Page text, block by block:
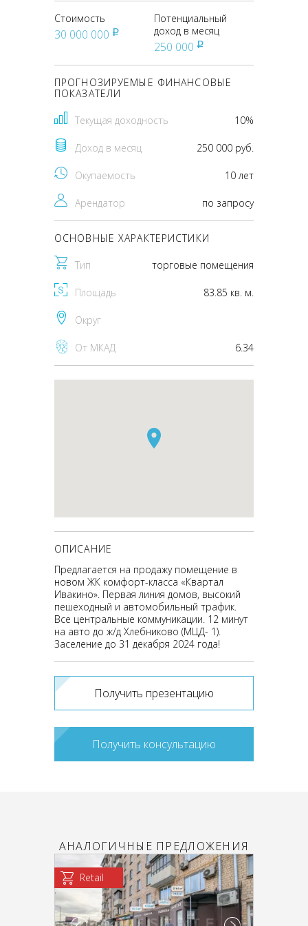
Стоимость
30 000 000 pуб
Потенциальный
доход в месяц
250 000 pуб
ПРОГНОЗИРУЕМЫЕ ФИНАНСОВЫЕ
ПОКАЗАТЕЛИ
Текущая доходность 10%
Доход в месяц 250 000 руб.
Окупаемость 10 лет
Арендатор по запросу
ОСНОВНЫЕ ХАРАКТЕРИСТИКИ
Тип торговые помещения
Площадь 83.85 кв. м.
Округ
От МКАД 6.34
ОПИСАНИЕ
Предлагается на продажу помещение в
новом ЖК комфорт-класса «Квартал
Ивакино». Первая линия домов, высокий
пешеходный и автомобильный трафик.
Все центральные коммуникации. 12 минут
на авто до ж/д Хлебниково (МЦД- 1).
Заселение до 31 декабря 2024 года!
Получить презентацию
Получить консультацию
АНАЛОГИЧНЫЕ ПРЕДЛОЖЕНИЯ
Retail